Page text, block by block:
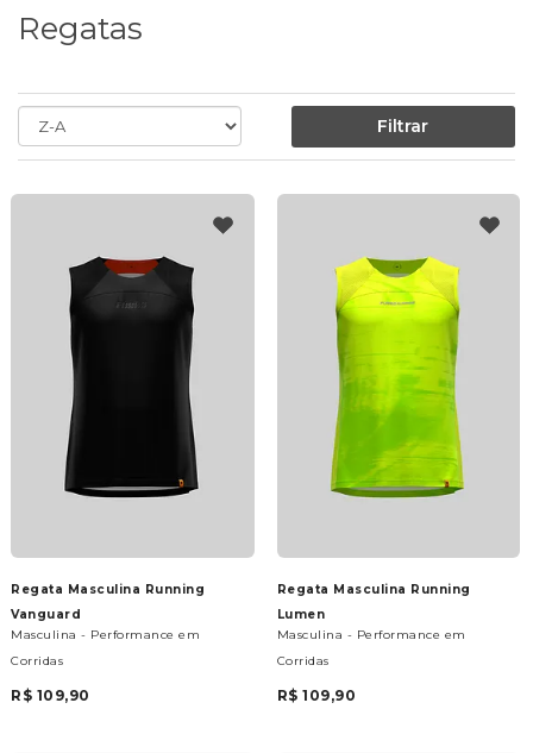
Regatas
Filtrar
Regata Masculina Running
Vanguard
Masculina - Performance em
Corridas
R$ 109,90
Regata Masculina Running
Lumen
Masculina - Performance em
Corridas
R$ 109,90